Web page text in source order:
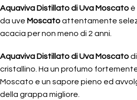
Aquaviva Distillato di Uva Moscato è
da uve Moscatoattentamente
acacia per non meno di 2 anni.
Aquaviva Distillato di Uva Moscatodi
cristallino. Ha un profumo
Moscato e un sapore pieno ed
della grappa migliore.